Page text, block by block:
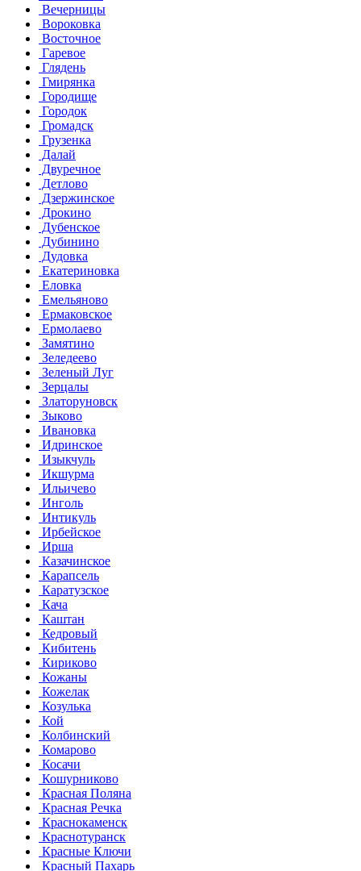
Вечерницы
Вороковка
Восточное
Гаревое
Глядень
Гмирянка
Городище
Городок
Громадск
Грузенка
Далай
Двуречное
Детлово
Дзержинское
Дрокино
Дубенское
Дубинино
Дудовка
Екатериновка
Еловка
Емельяново
Ермаковское
Ермолаево
Замятино
Зеледеево
Зеленый Луг
Зерцалы
Златоруновск
Зыково
Ивановка
Идринское
Изыкчуль
Икшурма
Ильичево
Инголь
Интикуль
Ирбейское
Ирша
Казачинское
Карапсель
Каратузское
Кача
Каштан
Кедровый
Кибитень
Кириково
Кожаны
Кожелак
Козулька
Кой
Колбинский
Комарово
Косачи
Кошурниково
Красная Поляна
Красная Речка
Краснокаменск
Краснотуранск
Красные Ключи
Красный Пахарь